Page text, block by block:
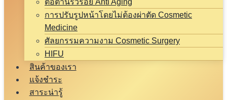
ต่อต้านริ้วรอย Anti Aging
การปรับรูปหน้าโดยไม่ต้องผ่าตัด Cosmetic
Medicine
ศัลยกรรมความงาม Cosmetic Surgery
HIFU
สินค้าของเรา
แจ้งชำระ
สาระน่ารู้